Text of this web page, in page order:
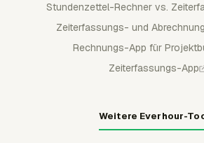
Stundenzettel-Rechner vs.
Zeiterfassungs- und
Rechnungs-App für
Zeiterfassungs-App
Weitere Everhour-